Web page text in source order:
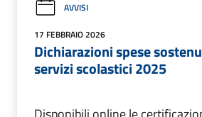
AVVISI
17 FEBBRAIO 2026
Dichiarazioni spese
servizi scolastici 2025